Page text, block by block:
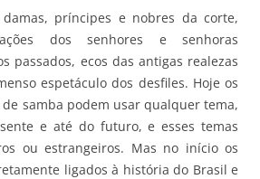
damas, príncipes e nobres da corte,
dos senhores e senhoras
passados, ecos das antigas realezas
espetáculo dos desfiles. Hoje os
samba podem usar qualquer tema,
e até do futuro, e esses temas
ou estrangeiros. Mas no início os
ligados à história do Brasil e